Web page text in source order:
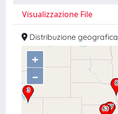
Visualizzazione File
Distribuzione geografica
+
–